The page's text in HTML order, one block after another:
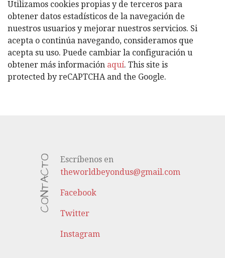
O
R
Í
A
S
Utilizamos cookies propias y de terceros para
obtener datos estadísticos de la navegación de
nuestros usuarios y mejorar nuestros servicios. Si
acepta o continúa navegando, consideramos que
acepta su uso. Puede cambiar la configuración u
obtener más información aquí. This site is
protected by reCAPTCHA and the Google.
CONTACTO
Escríbenos en
theworldbeyondus@gmail.com
Facebook
Twitter
Instagram